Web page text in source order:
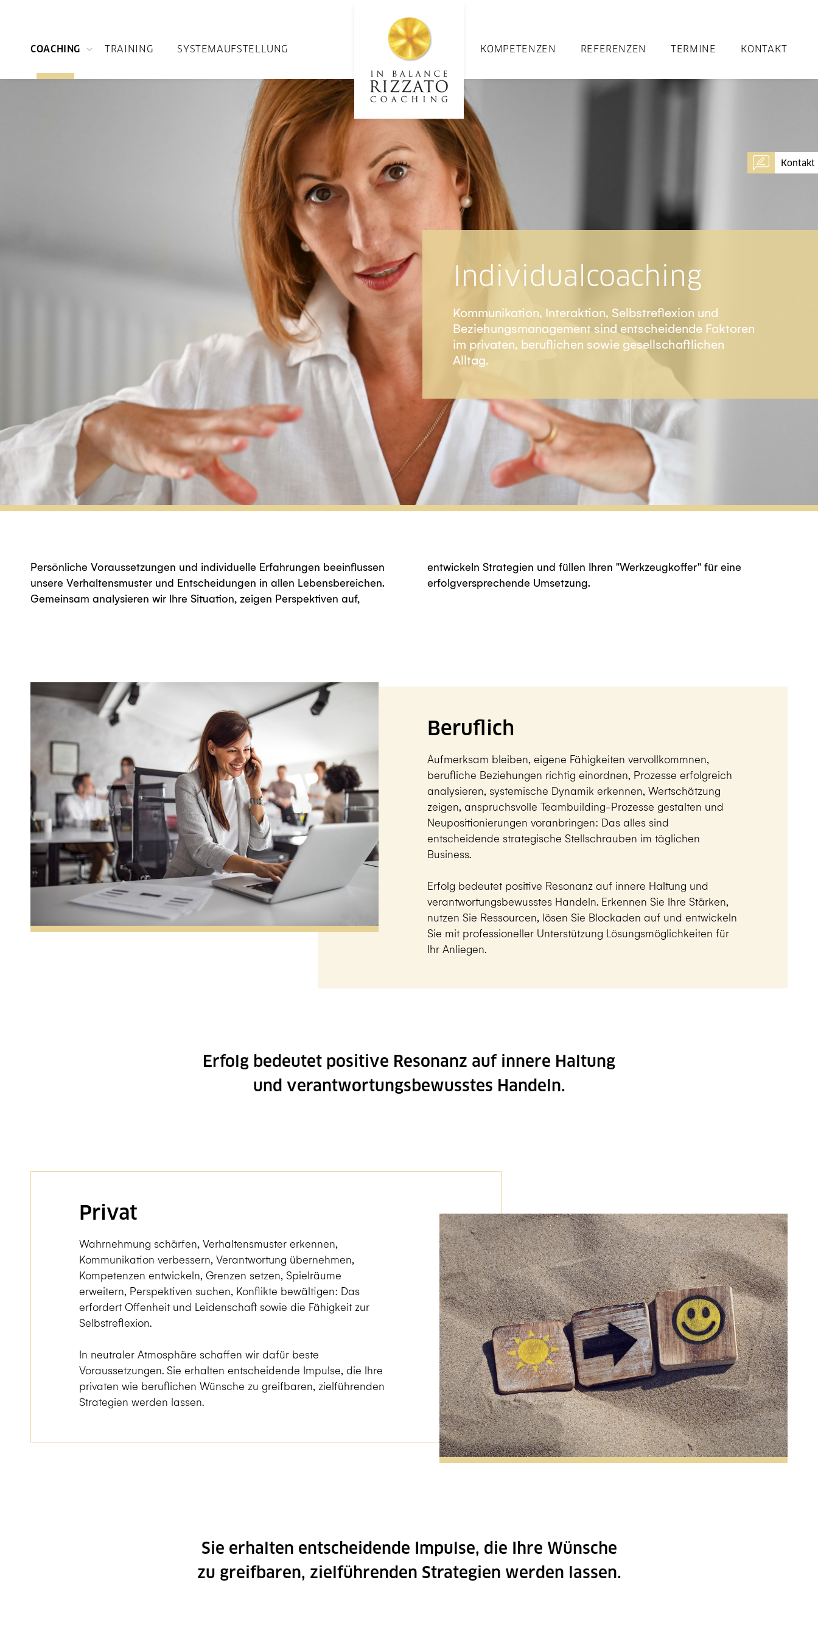
COACHING TRAINING SYSTEMAUFSTELLUNG KOMPETENZEN REFERENZEN TERMINE KONTAKT
Individualcoaching
Kommunikation, Interaktion, Selbstreflexion und
Beziehungsmanagement sind entscheidende Faktoren
im privaten, beruflichen sowie gesellschaftlichen
Alltag.
Kontakt
Persönliche Voraussetzungen und individuelle Erfahrungen beeinflussen
unsere Verhaltensmuster und Entscheidungen in allen Lebensbereichen.
Gemeinsam analysieren wir Ihre Situation, zeigen Perspektiven auf,
entwickeln Strategien und füllen Ihren "Werkzeugkoffer" für eine
erfolgversprechende Umsetzung.
Beruflich
Aufmerksam bleiben, eigene Fähigkeiten vervollkommnen,
berufliche Beziehungen richtig einordnen, Prozesse erfolgreich
analysieren, systemische Dynamik erkennen, Wertschätzung
zeigen, anspruchsvolle Teambuilding-Prozesse gestalten und
Neupositionierungen voranbringen: Das alles sind
entscheidende strategische Stellschrauben im täglichen
Business.
Erfolg bedeutet positive Resonanz auf innere Haltung und
verantwortungsbewusstes Handeln. Erkennen Sie Ihre Stärken,
nutzen Sie Ressourcen, lösen Sie Blockaden auf und entwickeln
Sie mit professioneller Unterstützung Lösungsmöglichkeiten für
Ihr Anliegen.
Erfolg bedeutet positive Resonanz auf innere Haltung
und verantwortungsbewusstes Handeln.
Privat
Wahrnehmung schärfen, Verhaltensmuster erkennen,
Kommunikation verbessern, Verantwortung übernehmen,
Kompetenzen entwickeln, Grenzen setzen, Spielräume
erweitern, Perspektiven suchen, Konflikte bewältigen: Das
erfordert Offenheit und Leidenschaft sowie die Fähigkeit zur
Selbstreflexion.
In neutraler Atmosphäre schaffen wir dafür beste
Voraussetzungen. Sie erhalten entscheidende Impulse, die Ihre
privaten wie beruflichen Wünsche zu greifbaren, zielführenden
Strategien werden lassen.
Sie erhalten entscheidende Impulse, die Ihre Wünsche
zu greifbaren, zielführenden Strategien werden lassen.